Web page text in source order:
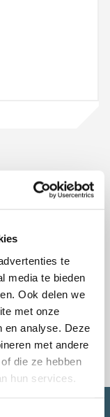
te
media te bieden
Ook delen we
met onze
en analyse. Deze
met andere
die ze hebben
hun services.